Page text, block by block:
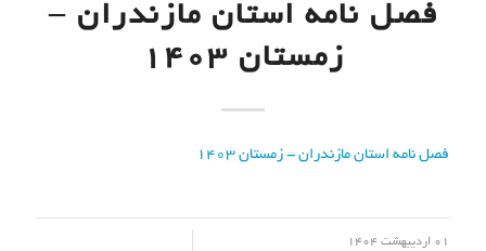
فصل نامه استان مازندران –
زمستان 1403
فصل نامه استان مازندران - زمستان 1403
01 اردیبهشت 1404